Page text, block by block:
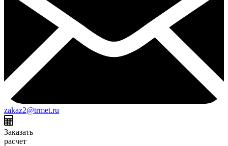
zakaz2@trmet.ru
Заказать
расчет